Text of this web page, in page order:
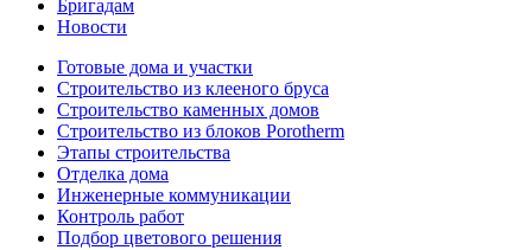
Бригадам
Новости
Готовые дома и участки
Строительство из клееного бруса
Строительство каменных домов
Строительство из блоков Porotherm
Этапы строительства
Отделка дома
Инженерные коммуникации
Контроль работ
Подбор цветового решения